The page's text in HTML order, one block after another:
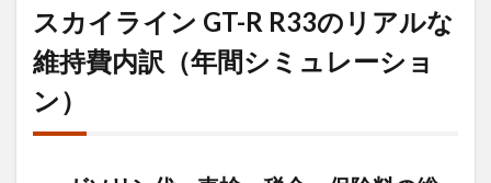
イン
GT-
R
R33
のリ
アル
な維
内訳
スカイライン GT-R R33のリアルな
維持費内訳（年間シミュレーショ
ン）